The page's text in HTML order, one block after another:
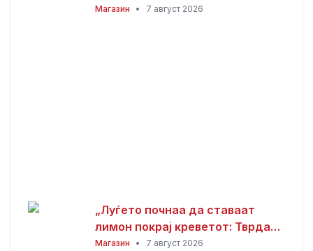
всушност пронашла: „Како да
Магазин • 7 август 2026
„Луѓето почнаа да ставаат
лимон покрај креветот: Тврдат
дека решава еден голем
Магазин • 7 август 2026